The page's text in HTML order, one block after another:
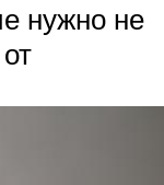
нужно не